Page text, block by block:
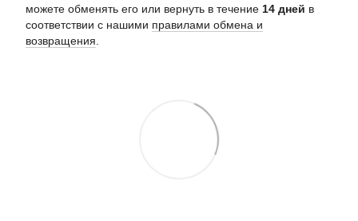
можете обменять его или вернуть в течение 14 дней в
соответствии с нашими правилами обмена и
возвращения